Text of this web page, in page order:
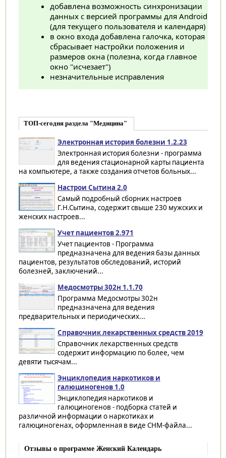
добавлена возможность синхронизации
данных с версией программы для Android
(для текущего пользователя и календаря)
в окно входа добавлена галочка, которая
сбрасывает настройки положения и
размеров окна (полезна, когда главное
окно "исчезает")
незначительные исправления
ТОП-сегодня раздела "Медицина"
Электронная история болезни 1.2.23
Электронная история болезни - программа
для ведения стационарной карты пациента
на компьютере, а также создания отчетов больных...
Настрои Сытина 2.0
Самый подробный сборник настроев
Г.Н.Сытина, содержит свыше 230 мужских и
женских настроев...
Учет пациентов 2.971
Учет пациентов - Программа
предназначена для ведения базы данных
пациентов, результатов обследований, историй
болезней, заключений...
Медосмотры 302н 1.1.70
Программа Медосмотры 302н
предназначена для ведения
предварительных и периодических...
Справочник лекарственных средств 2019
Справочник лекарственных средств
содержит информацию по более, чем
девяти тысячам...
Энциклопедия наркотиков и
галюциногенов 1.0
Энциклопедия наркотиков и
галюциногенов - подборка статей и
различной информации о наркотиках и
галюциногенах, оформленная в виде CHM-файла...
Отзывы о программе Женский Календарь